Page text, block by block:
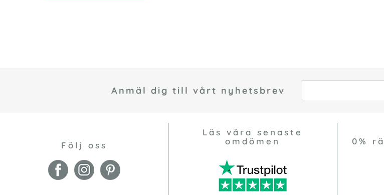
Anmäl dig till vårt nyhetsbrev
Följ oss
Läs våra senaste
omdömen
0%